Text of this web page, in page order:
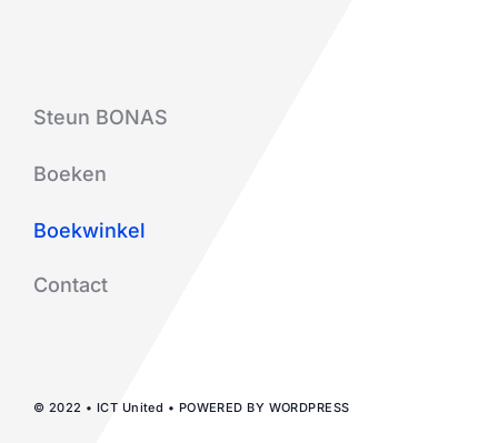
Steun BONAS
Boeken
Boekwinkel
Contact
© 2022 • ICT United • POWERED BY WORDPRESS